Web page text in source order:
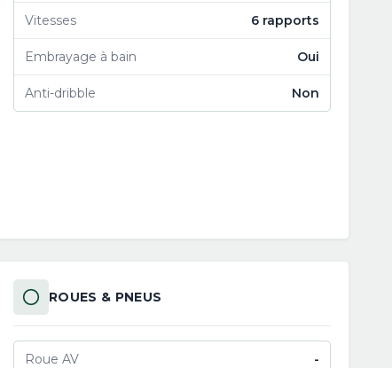
Vitesses 6 rapports
Embrayage à bain Oui
Anti-dribble Non
ROUES & PNEUS
Roue AV -